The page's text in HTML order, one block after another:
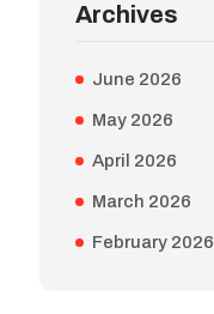
Archives
June 2026
May 2026
April 2026
March 2026
February 2026